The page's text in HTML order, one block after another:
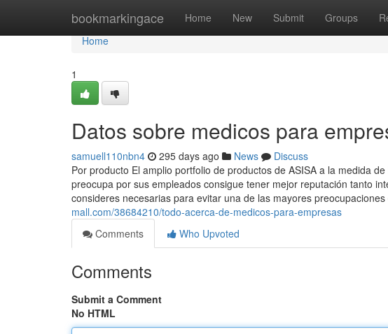
bookmarkingace Home New Submit Groups
Home
Home
1
Datos sobre medicos para
samuell110nbn4 295 days ago News
Discuss
Por producto El amplio portfolio de productos de ASISA a la medida
preocupa por sus empleados consigue tener mejor reputación tanto
consideres necesarias para evitar una de las mayores preocupaciones
mall.com/38684210/todo-acerca-de-medicos-para-empresas
Comments
Who Upvoted
Comments
Submit a Comment
No HTML